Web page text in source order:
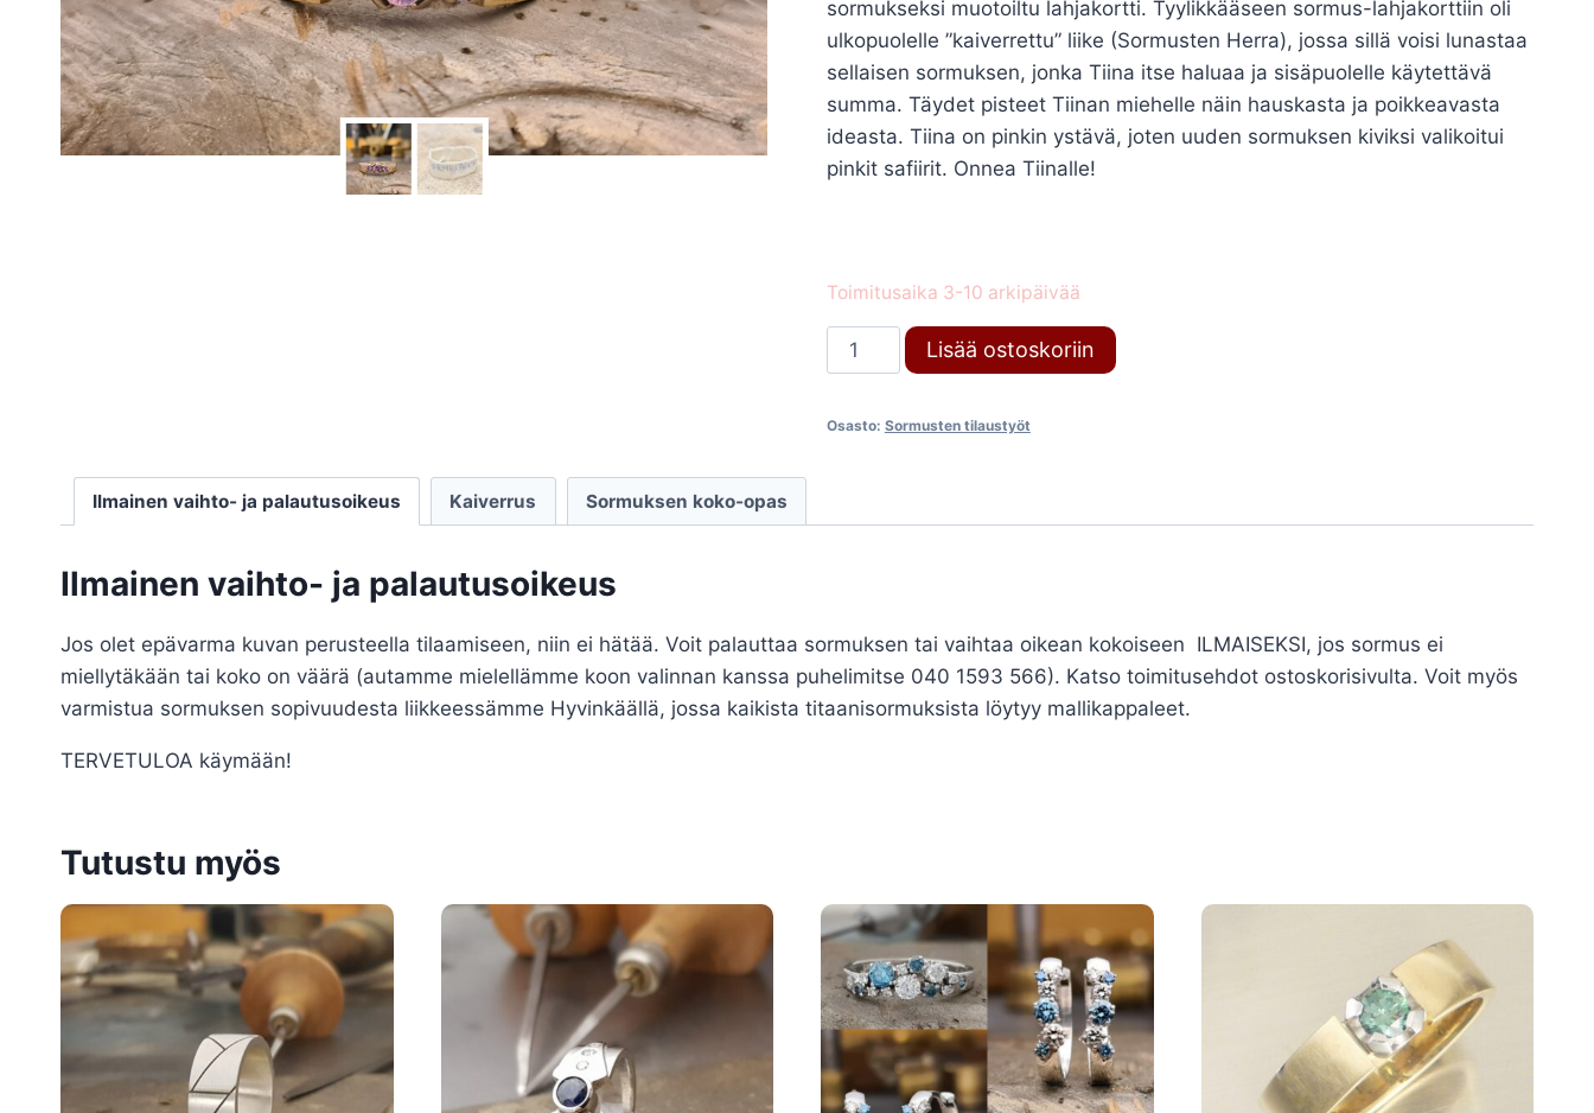
sormukseksi muotoiltu lahjakortti. Tyylikkääseen sormus-lahjakorttiin oli
ulkopuolelle ”kaiverrettu” liike (Sormusten Herra), jossa sillä voisi lunastaa
sellaisen sormuksen, jonka Tiina itse haluaa ja sisäpuolelle käytettävä
summa. Täydet pisteet Tiinan miehelle näin hauskasta ja poikkeavasta
ideasta. Tiina on pinkin ystävä, joten uuden sormuksen kiviksi valikoitui
pinkit safiirit. Onnea Tiinalle!
Toimitusaika 3-10 arkipäivää
Tilaustyö
määrä
Lisää ostoskoriin
Osasto: Sormusten tilaustyöt
Ilmainen vaihto- ja palautusoikeus Kaiverrus Sormuksen koko-opas
Ilmainen vaihto- ja palautusoikeus
Jos olet epävarma kuvan perusteella tilaamiseen, niin ei hätää. Voit palauttaa sormuksen tai vaihtaa oikean kokoiseen ILMAISEKSI, jos sormus ei
miellytäkään tai koko on väärä (autamme mielellämme koon valinnan kanssa puhelimitse 040 1593 566). Katso toimitusehdot ostoskorisivulta. Voit myös
varmistua sormuksen sopivuudesta liikkeessämme Hyvinkäällä, jossa kaikista titaanisormuksista löytyy mallikappaleet.
TERVETULOA käymään!
Tutustu myös